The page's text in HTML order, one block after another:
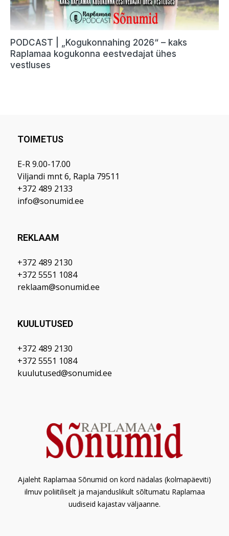
TOIMETUS
E-R 9.00-17.00
Viljandi mnt 6, Rapla 79511
+372 489 2133
info@sonumid.ee
REKLAAM
+372 489 2130
+372 5551 1084
reklaam@sonumid.ee
KUULUTUSED
+372 489 2130
+372 5551 1084
kuulutused@sonumid.ee
Ajaleht Raplamaa Sõnumid on kord nädalas (kolmapäeviti)
ilmuv poliitiliselt ja majanduslikult sõltumatu Raplamaa
uudiseid kajastav väljaanne.